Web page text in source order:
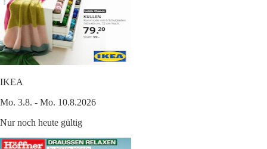
IKEA
Mo. 3.8. - Mo. 10.8.2026
Nur noch heute gültig